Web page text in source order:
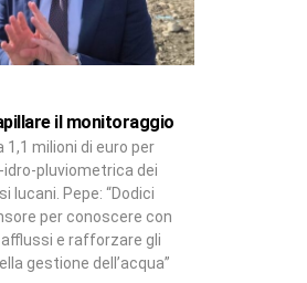
il monitoraggio
1,1 milioni di euro per
pluviometrica dei
lucani. Pepe: “Dodici
per conoscere con
e rafforzare gli
gestione dell’acqua”